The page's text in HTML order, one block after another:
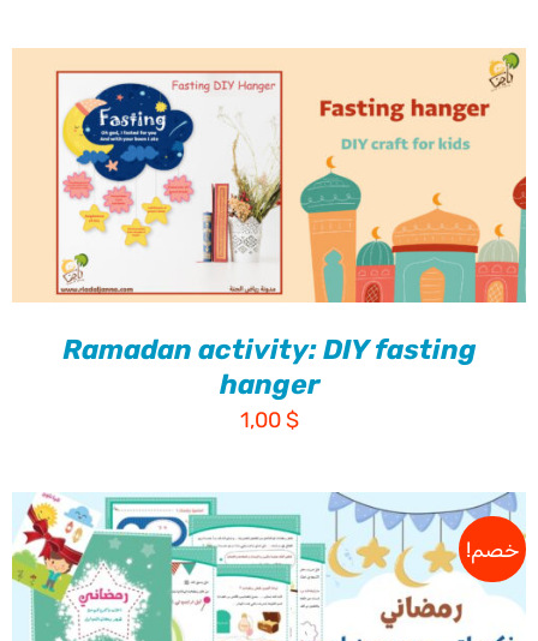
Ramadan activity: DIY fasting
hanger
1,00$
خصم!